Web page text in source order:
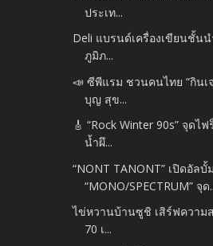
ประเท...
Deli แบรนด์เครื่องเขียนชั้น
ภูมิภ...
📣 ซีพีแรม ชวนคนไทย “กินเ
บุญ สุข...
🎸 “Rock Winter 90s” จุด
น้ำผึ...
“NONT TANONT” เปิดอัลบั้
“MONO/SPECTRUM” จุด
ไข่หวานบ้านซูชิ เสิร์ฟความ
70 เ...